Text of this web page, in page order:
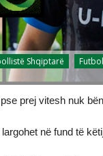
Shqiptarë
prej vitesh nuk
në fund të